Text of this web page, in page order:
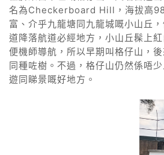
名為Checkerboard Hill，海拔高
富、介乎九龍塘同九龍城嘅小山丘
道降落航道必經地方，小山丘髹上
便機師導航，所以早期叫格仔山，
同種咗樹。不過，格仔山仍然係唔
遊同睇景嘅好地方。